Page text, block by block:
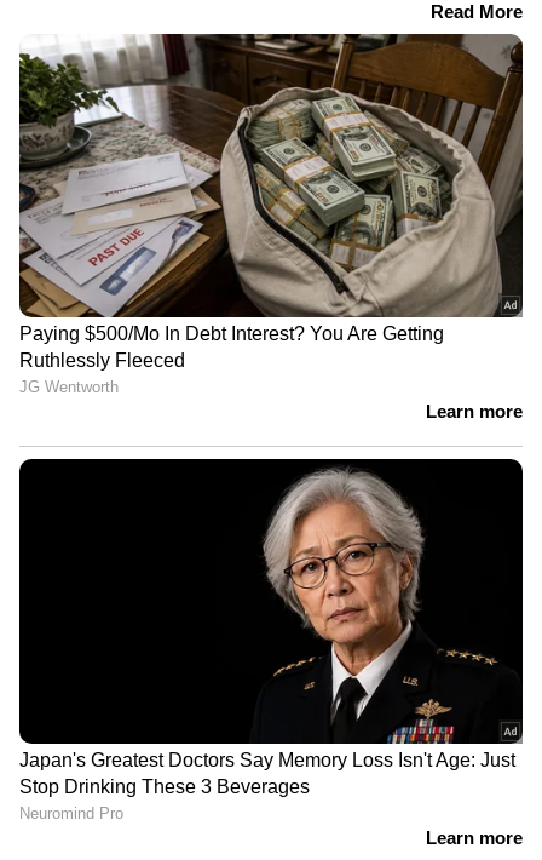
എഐ ഏജന്റുകൾ പരിശീലിപ്പിക്കാൻ
ജീവനക്കാരുടെ മൗസ് മൂവ്‌മെന്റുകളും
കീബോർഡ് ഉപയോഗവും ട്രാക്ക് ചെയ്യാൻ
ശ്രമിച്ചതിനെ തുടർന്ന് വലിയ വിവാദം
ഉയർന്നിരുന്നു. സ്വകാര്യതാ ആശങ്കകൾ മൂലം
ഈ പദ്ധതി പിന്നീട് താൽക്കാലികമായി
നിർത്തിവച്ചു. കമ്പനിയുടെ പരിശോധനയിൽ
ജീവനക്കാരുടെ ഡാറ്റ എഐ
പരിശീലനത്തിനായി ഉപയോഗിച്ചിട്ടില്ലെന്ന്
വ്യക്തമാക്കിയതായി മെറ്റ അറിയിച്ചു.
ജീവനക്കാർക്ക് നിർബന്ധമായി ഇത്തരം
പദ്ധതികളിൽ പങ്കെടുക്കേണ്ടതില്ലെന്നും കമ്പനി
വ്യക്തമാക്കിയിട്ടുണ്ട്.
വേഗതയും ലക്ഷ്യവും തമ്മിലുള്ള
വൻതോതിൽ നിക്ഷേപവും പുനഃസംഘടനയും
നടത്തിയിട്ടും എഐ വികസനത്തിൽ പ്രതീക്ഷിച്ച
വേഗത കൈവരിക്കാനാകാത്തത് മെറ്റയ്ക്ക്
വലിയ വെല്ലുവിളിയാണെന്നാണ് നിരീക്ഷണം.